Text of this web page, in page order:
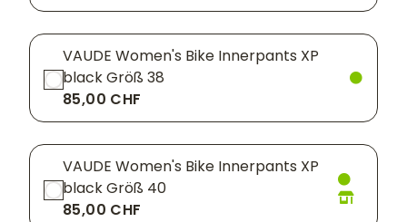
VAUDE Women's Bike Innerpants XP
black Größ 38
85,00 CHF
VAUDE Women's Bike Innerpants XP
black Größ 40
85,00 CHF